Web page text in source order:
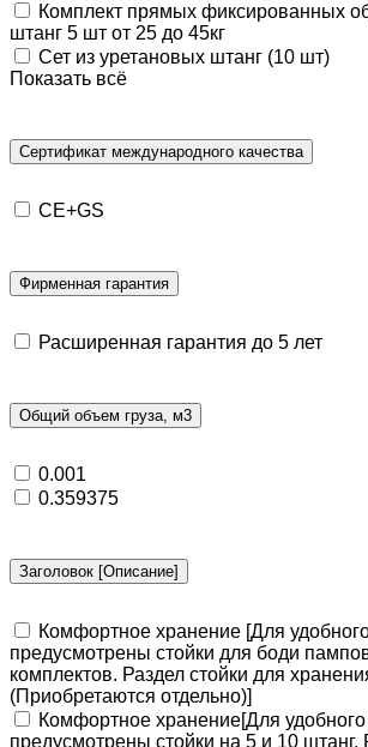
Комплект прямых фиксированных
штанг 5 шт от 25 до 45кг
Сет из уретановых штанг (10 шт)
Показать всё
Сертификат международного качества
CE+GS
Фирменная гарантия
Расширенная гарантия до 5 лет
Общий объем груза, м3
0.001
0.359375
Заголовок [Описание]
Комфортное хранение [Для
предусмотрены стойки для боди
комплектов. Раздел стойки для
(Приобретаются отдельно)]
Комфортное хранение[Для
предусмотрены стойки на 5 и 10 штанг.